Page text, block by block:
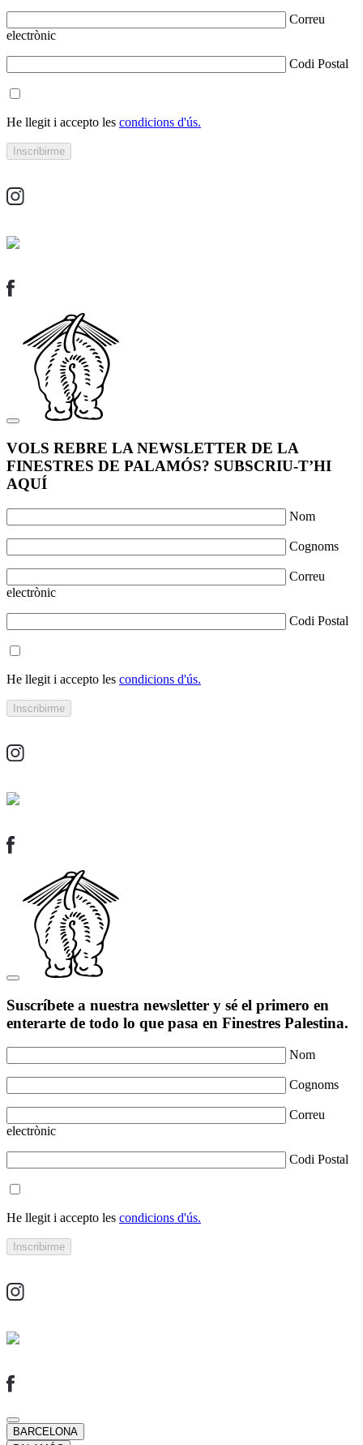
Correu
electrònic
Codi Postal
He llegit i accepto les condicions d'ús.
VOLS REBRE LA NEWSLETTER DE LA
FINESTRES DE PALAMÓS? SUBSCRIU-T’HI
AQUÍ
Nom
Cognoms
Correu
electrònic
Codi Postal
He llegit i accepto les condicions d'ús.
Suscríbete a nuestra newsletter y sé el primero en
enterarte de todo lo que pasa en Finestres Palestina.
Nom
Cognoms
Correu
electrònic
Codi Postal
He llegit i accepto les condicions d'ús.
BARCELONA